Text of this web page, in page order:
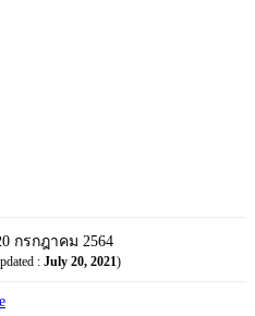
กรกฎาคม 2564
: July 20, 2021)